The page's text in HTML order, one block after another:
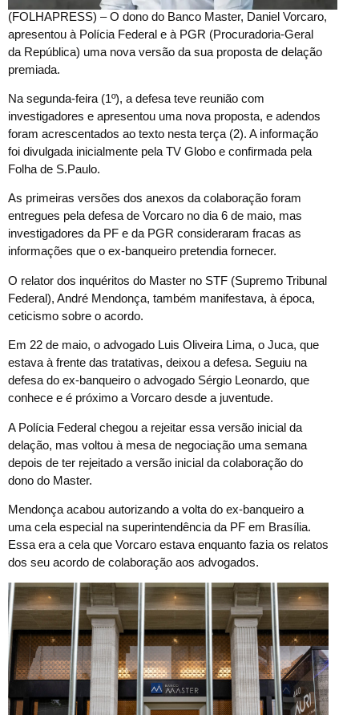
(FOLHAPRESS) – O dono do Banco Master, Daniel Vorcaro,
apresentou à Polícia Federal e à PGR (Procuradoria-Geral
da República) uma nova versão da sua proposta de delação
premiada.
Na segunda-feira (1º), a defesa teve reunião com
investigadores e apresentou uma nova proposta, e adendos
foram acrescentados ao texto nesta terça (2). A informação
foi divulgada inicialmente pela TV Globo e confirmada pela
Folha de S.Paulo.
As primeiras versões dos anexos da colaboração foram
entregues pela defesa de Vorcaro no dia 6 de maio, mas
investigadores da PF e da PGR consideraram fracas as
informações que o ex-banqueiro pretendia fornecer.
O relator dos inquéritos do Master no STF (Supremo Tribunal
Federal), André Mendonça, também manifestava, à época,
ceticismo sobre o acordo.
Em 22 de maio, o advogado Luis Oliveira Lima, o Juca, que
estava à frente das tratativas, deixou a defesa. Seguiu na
defesa do ex-banqueiro o advogado Sérgio Leonardo, que
conhece e é próximo a Vorcaro desde a juventude.
A Polícia Federal chegou a rejeitar essa versão inicial da
delação, mas voltou à mesa de negociação uma semana
depois de ter rejeitado a versão inicial da colaboração do
dono do Master.
Mendonça acabou autorizando a volta do ex-banqueiro a
uma cela especial na superintendência da PF em Brasília.
Essa era a cela que Vorcaro estava enquanto fazia os relatos
dos seu acordo de colaboração aos advogados.